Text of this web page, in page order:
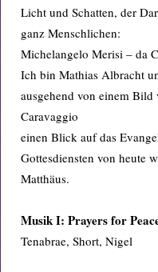
Licht und Schatten, der
ganz Menschlichen:
Michelangelo Merisi – da
Ich bin Mathias Albracht
ausgehend von einem
Caravaggio
einen Blick auf das
Gottesdiensten von heute
Matthäus.
Musik I: Prayers for
Tenabrae, Short, Nigel